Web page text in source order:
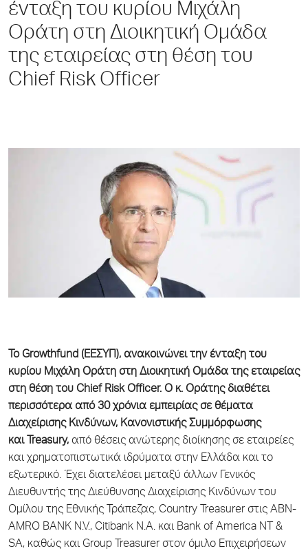
ένταξη του κυρίου Μιχάλη
Οράτη στη Διοικητική Ομάδα
της εταιρείας στη θέση του
Chief Risk Officer
Το Growthfund (ΕΕΣΥΠ), ανακοινώνει την ένταξη του
κυρίου Μιχάλη Οράτη στη Διοικητική Ομάδα της εταιρείας
στη θέση του Chief Risk Officer. Ο κ. Οράτης διαθέτει
περισσότερα από 30 χρόνια εμπειρίας σε θέματα
Διαχείρισης Κινδύνων, Κανονιστικής Συμμόρφωσης
και Treasury, από θέσεις ανώτερης διοίκησης σε εταιρείες
και χρηματοπιστωτικά ιδρύματα στην Ελλάδα και το
εξωτερικό. Έχει διατελέσει μεταξύ άλλων Γενικός
Διευθυντής της Διεύθυνσης Διαχείρισης Κινδύνων του
Ομίλου της Εθνικής Τράπεζας, Country Treasurer στις ABN-
AMRO BANK N.V., Citibank N.A. και Bank of America NT &
SA, καθώς και Group Treasurer στον όμιλο Επιχειρήσεων